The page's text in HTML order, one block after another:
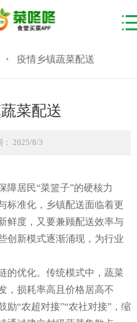
疫情乡镇蔬菜配送
菜配送
： 2025/8/3
障居民“菜篮子”的硬核力
标准化，乡镇配送面临着更
鲜度，又要兼顾配送效率与
创新模式逐渐涌现，为行业
的优化。传统模式中，蔬菜
，损耗率高且价格居高不
励“农超对接”“农社对接”，缩